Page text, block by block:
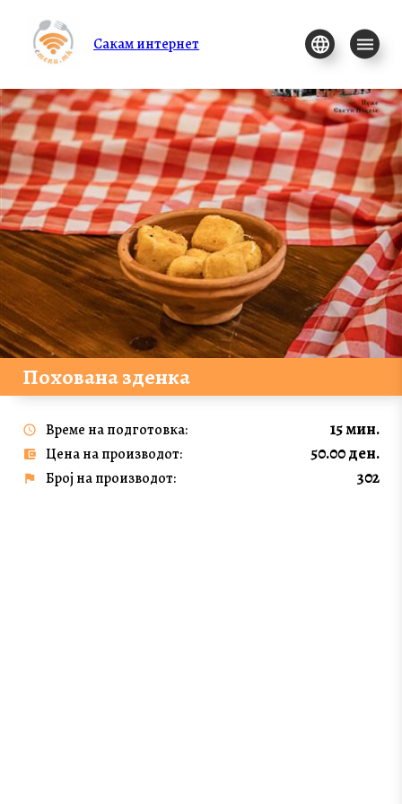
Сакам интернет
Похована зденка
Време на подготовка: 15 мин.
Цена на производот: 50.00 ден.
Број на производот: 302